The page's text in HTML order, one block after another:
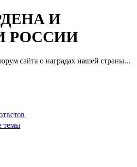
И
РОССИИ
сайта о наградах нашей страны...
темы